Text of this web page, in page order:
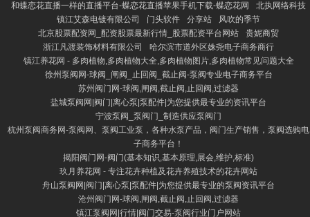
和蝶恋花直播一样的直播平台-蝶恋花直播苹果手机下载-蝶恋花网
北执网络科技
镇江艾森电镀有限公司
门头软件 分享站
风吹的季节
北京股票配资网_配资股票最新行情_股票配资平台网站
贵妮商贸
浙江凡渡装饰材料有限公司
哈尔滨市道外区姝尧电子商务商行
镇江养花网 - 多肉植物,多肉植物大全,多肉植物图片,多肉植物常见问题大全
徐州泵阀网-球阀_闸阀_止回阀_截止阀-泵阀专业电子商务平台
苏州阀门网-球阀,闸阀,截止阀,止回阀,过滤器
盐城泵阀网|阀门|离心泵|泵配件|为您提供最专业的资讯平台
宁波泵阀_泵阀门_制造供应泵阀门
杭州泵阀商务网-泵阀网、泵阀工业泵，各种水泵产品，阀门生产销售，泵阀选购电
子商务平台！
揭阳阀门网-阀门(基本知识,基本原理,展会,维护,标准)
玖月养花网 - 专注花卉种植及花卉养殖技术的花卉网站
舟山泵阀网|阀门|离心泵|泵配件|为您提供最专业的泵阀资讯平台
沧州阀门网-球阀,闸阀,截止阀,止回阀,过滤器
镇江泵阀网|行情|阀门交易-泵阀行业门户网站